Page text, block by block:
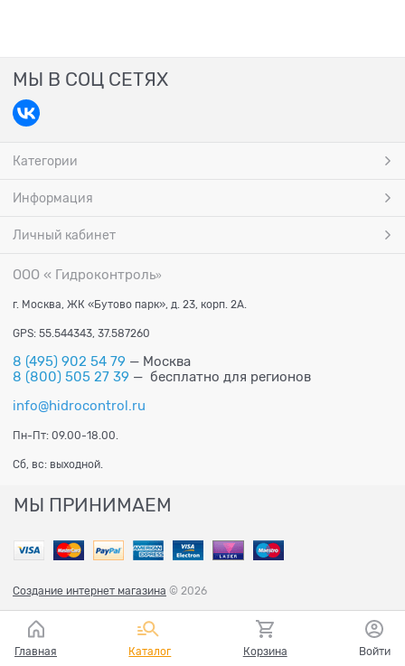
МЫ В СОЦ СЕТЯХ
Категории
Информация
Личный кабинет
ООО « Гидроконтроль»
г. Москва, ЖК «Бутово парк», д. 23, корп. 2А.
GPS: 55.544343, 37.587260
8 (495) 902 54 79 — Москва
8 (800) 505 27 39 — бесплатно для регионов
info@hidrocontrol.ru
Пн-Пт: 09.00-18.00.
Сб, вс: выходной.
МЫ ПРИНИМАЕМ
Создание интернет магазина © 2026
Главная Каталог Корзина Войти